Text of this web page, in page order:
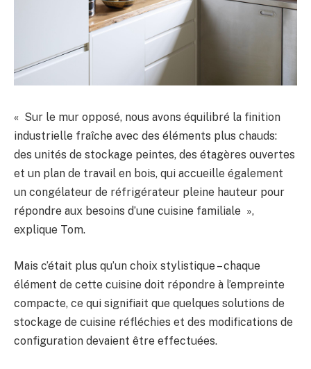
« Sur le mur opposé, nous avons équilibré la finition
industrielle fraîche avec des éléments plus chauds:
des unités de stockage peintes, des étagères ouvertes
et un plan de travail en bois, qui accueille également
un congélateur de réfrigérateur pleine hauteur pour
répondre aux besoins d’une cuisine familiale »,
explique Tom.
Mais c’était plus qu’un choix stylistique – chaque
élément de cette cuisine doit répondre à l’empreinte
compacte, ce qui signifiait que quelques solutions de
stockage de cuisine réfléchies et des modifications de
configuration devaient être effectuées.